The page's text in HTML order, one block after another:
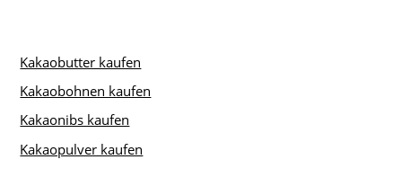
b
o
o
k
A
p
p
Kakaobutter kaufen
Kakaobohnen kaufen
Kakaonibs kaufen
Kakaopulver kaufen